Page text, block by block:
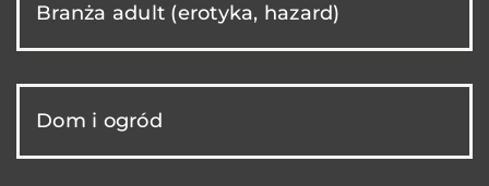
Branża adult (erotyka, hazard)
Dom i ogród